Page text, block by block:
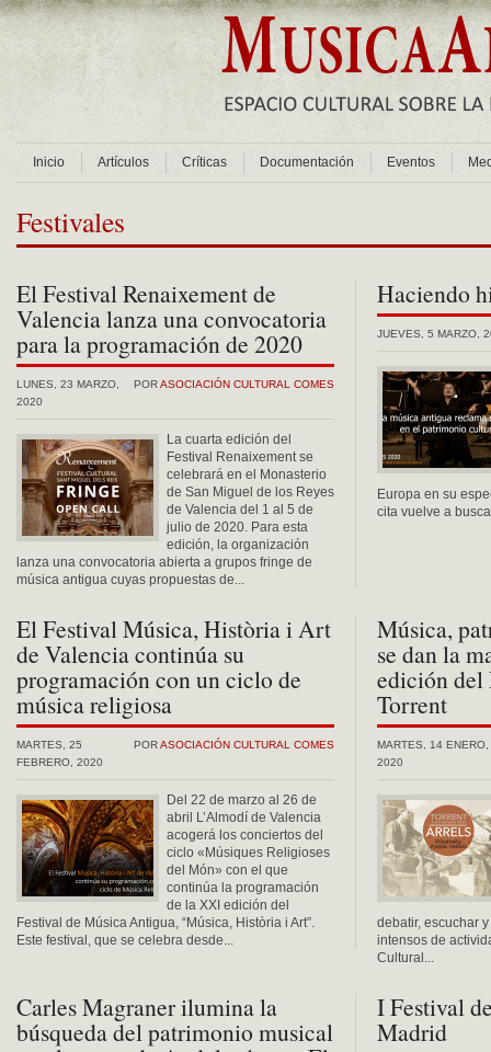
Inicio Artículos Críticas Documentación Eventos
Festivales
El Festival Renaixement de
Valencia lanza una convocatoria
para la programación de 2020
PORASOCIACIÓN CULTURAL COMES
LUNES, 23 MARZO,
2020
La cuarta edición del
Festival Renaixement se
celebrará en el Monasterio
de San Miguel de los Reyes
de Valencia del 1 al 5 de
julio de 2020. Para esta
edición, la organización
lanza una convocatoria abierta a grupos fringe de
música antigua cuyas propuestas de...
Haciendo
JUEVES, 5 MARZO,
Europa en su
cita vuelve a
El Festival Música, Història i Art
de Valencia continúa su
programación con un ciclo de
música religiosa
PORASOCIACIÓN CULTURAL COMES
MARTES, 25
FEBRERO, 2020
Del 22 de marzo al 26 de
abril L’Almodí de Valencia
acogerá los conciertos del
ciclo «Músiques Religioses
del Món» con el que
continúa la programación
de la XXI edición del
Festival de Música Antigua, “Música, Història i Art”.
Este festival, que se celebra desde...
Música,
se dan la
edición del
Torrent
MARTES, 14 ENERO,
2020
debatir, escuchar
intensos de
Cultural...
Carles Magraner ilumina la
búsqueda del patrimonio musical
I Festival
Madrid